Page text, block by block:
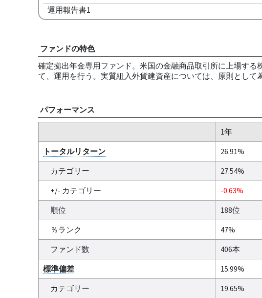
運用報告書1
ファンドの特色
確定拠出年金専用ファンド。米国の金融商品取引所に上場す
て、運用を行う。実質組入外貨建資産については、原則として
パフォーマンス
1年
トータルリターン
26.91%
カテゴリー
27.54%
+/- カテゴリー
-0.63%
順位
188位
％ランク
47%
ファンド数
406本
標準偏差
15.99%
カテゴリー
19.65%